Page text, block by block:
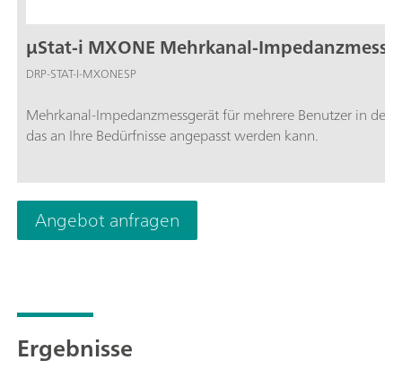
µStat-i MXONE Mehrkanal-
DRP-STAT-I-MXONESP
Mehrkanal-Impedanzmessgerät für mehrere Benutzer in
das an Ihre Bedürfnisse angepasst werden kann.
Angebot anfragen
Ergebnisse